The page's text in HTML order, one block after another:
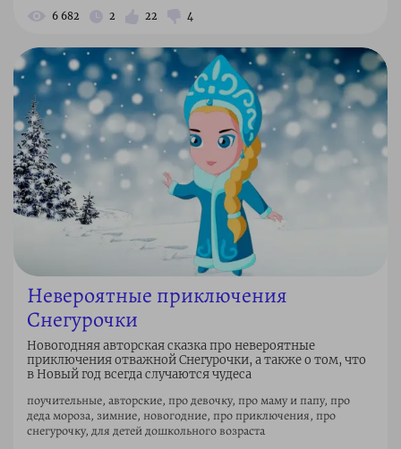
6 682 2 22 4
Невероятные приключения
Снегурочки
Новогодняя авторская сказка про невероятные
приключения отважной Снегурочки, а также о том, что
в Новый год всегда случаются чудеса
поучительные, авторские, про девочку, про маму и папу, про
деда мороза, зимние, новогодние, про приключения, про
снегурочку, для детей дошкольного возраста